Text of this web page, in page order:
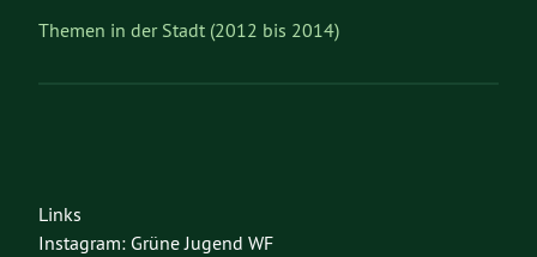
Themen in der Stadt (2012 bis 2014)
Links
Instagram: Grüne Jugend WF